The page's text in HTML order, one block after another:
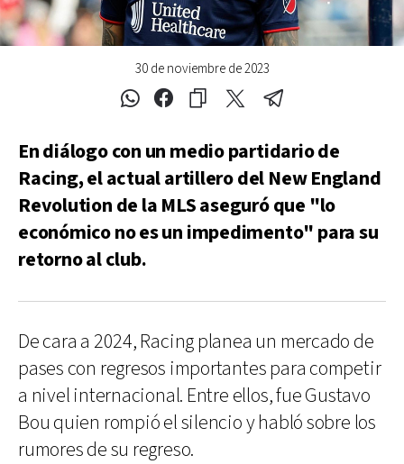
30 de noviembre de 2023
En diálogo con un medio partidario de
Racing, el actual artillero del New England
Revolution de la MLS aseguró que "lo
económico no es un impedimento" para su
retorno al club.
De cara a 2024, Racing planea un mercado de
pases con regresos importantes para competir
a nivel internacional. Entre ellos, fue Gustavo
Bou quien rompió el silencio y habló sobre los
rumores de su regreso.